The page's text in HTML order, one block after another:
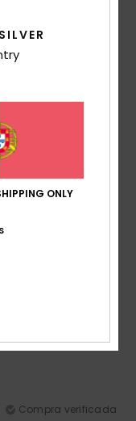
Compra verificada
ONLY